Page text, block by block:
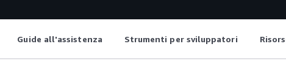
Guide all'assistenza Strumenti per sviluppatori